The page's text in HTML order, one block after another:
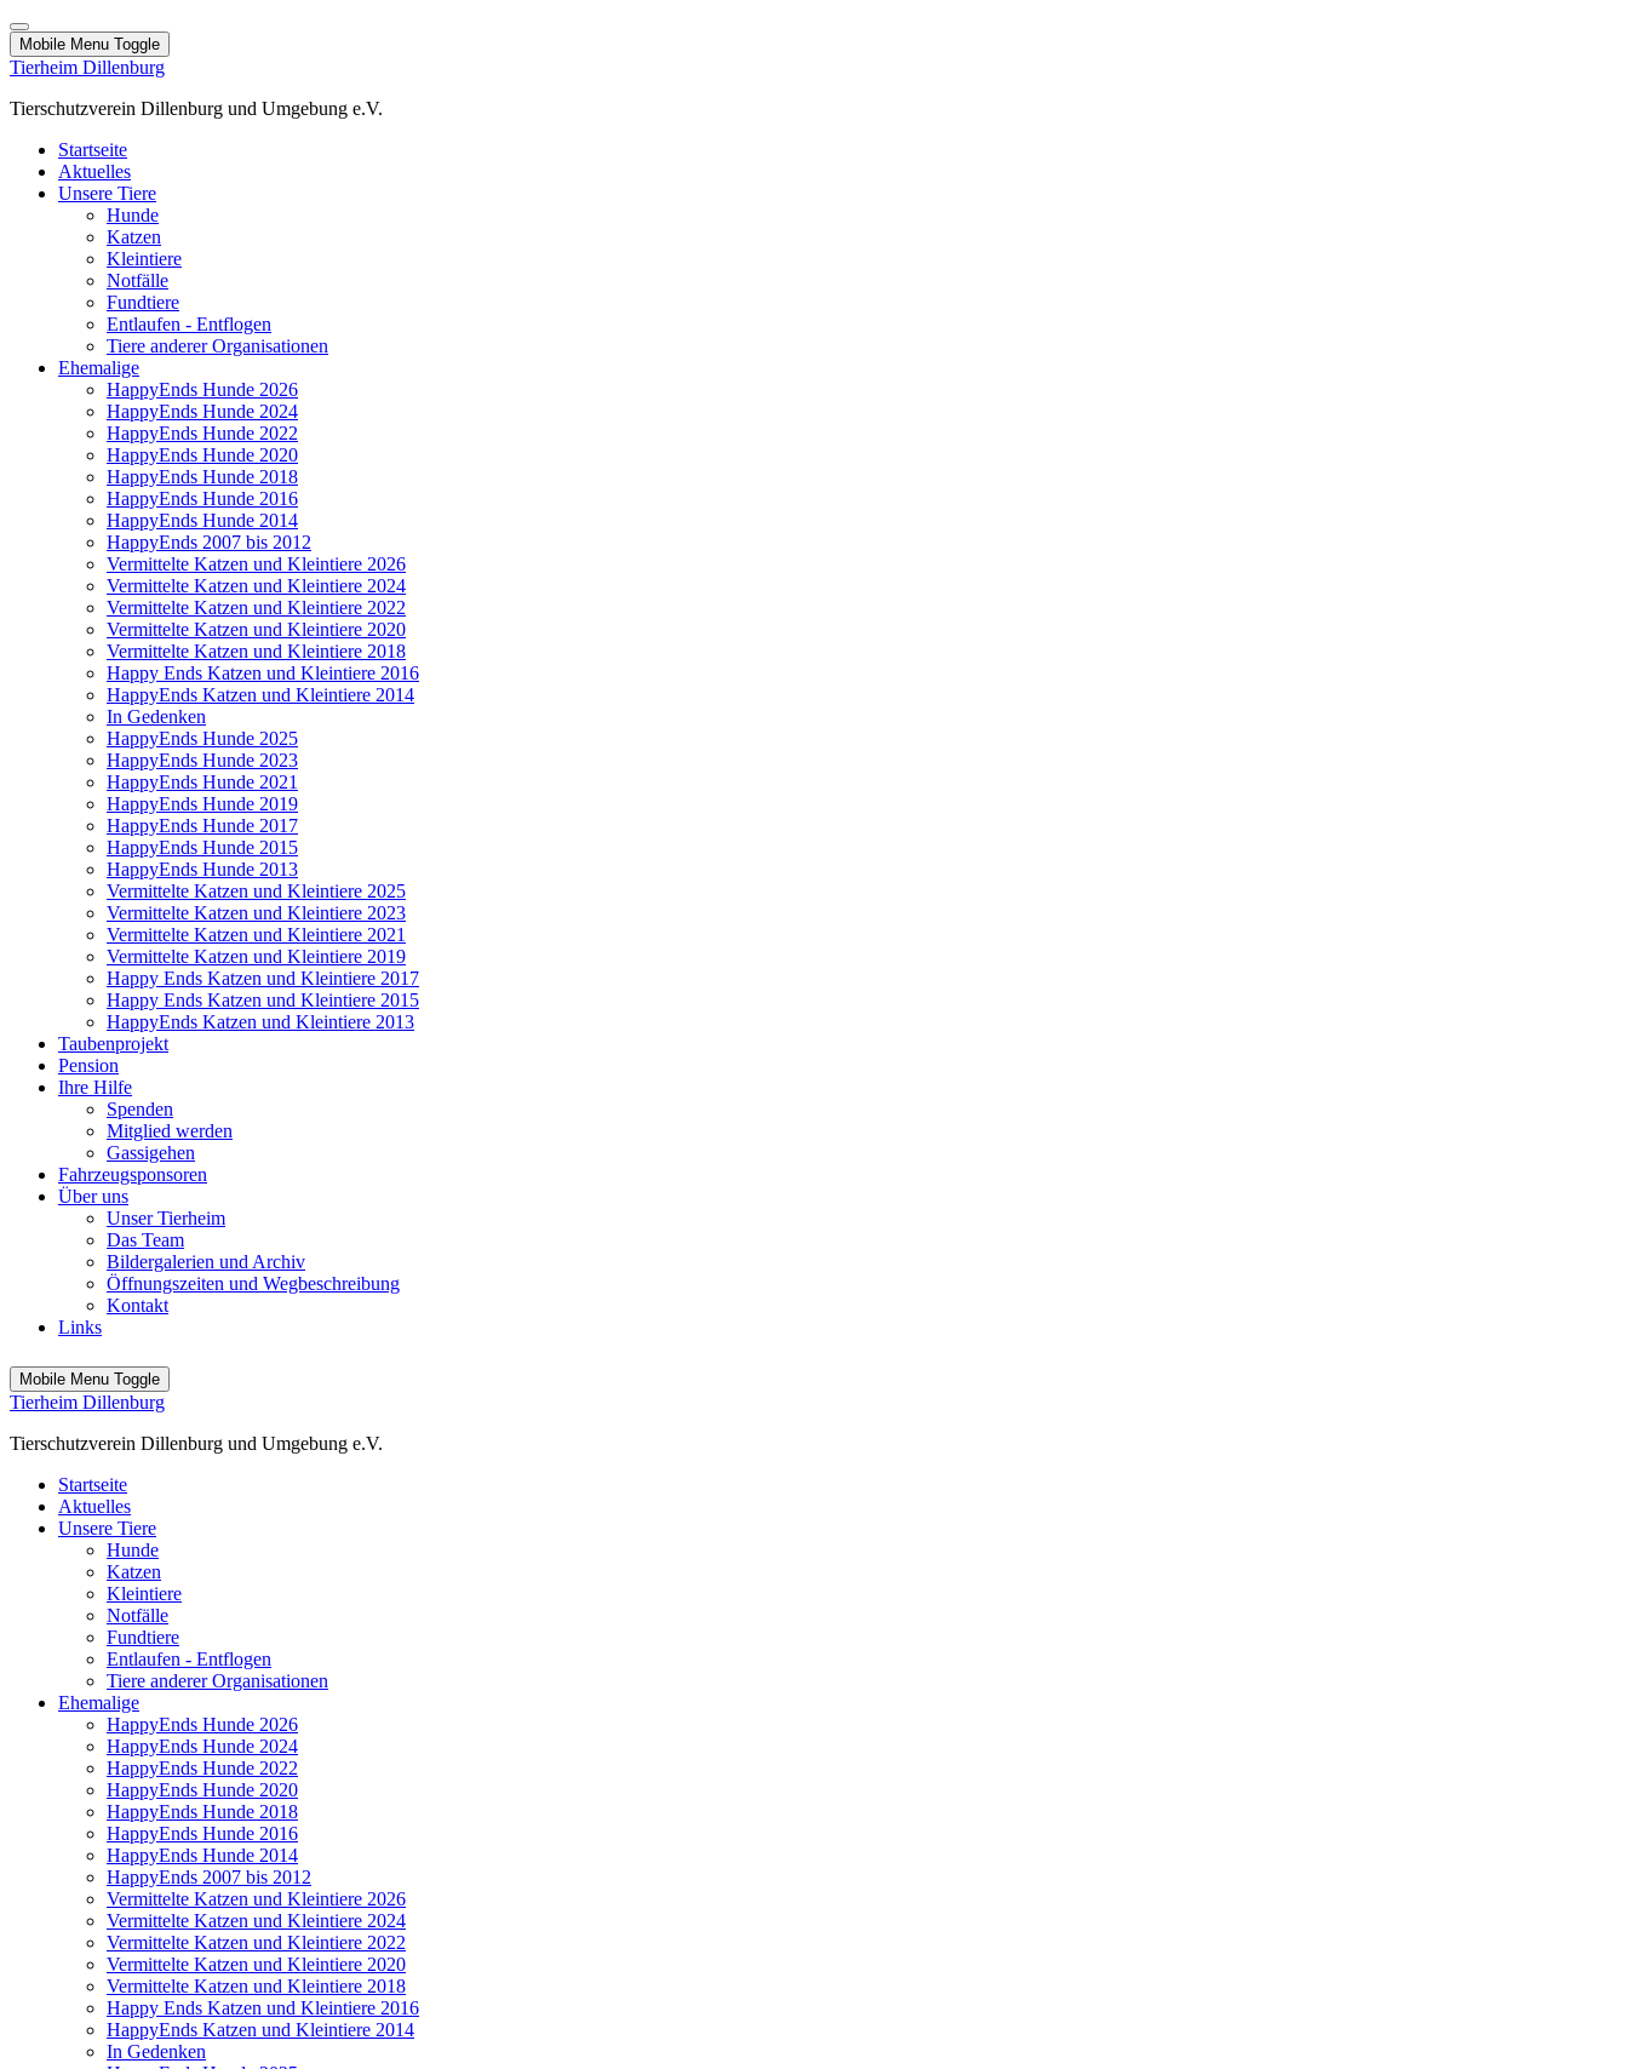
Mobile Menu Toggle
Tierheim Dillenburg
Tierschutzverein Dillenburg und Umgebung e.V.
Startseite
Aktuelles
Unsere Tiere
Hunde
Katzen
Kleintiere
Notfälle
Fundtiere
Entlaufen - Entflogen
Tiere anderer Organisationen
Ehemalige
HappyEnds Hunde 2026
HappyEnds Hunde 2024
HappyEnds Hunde 2022
HappyEnds Hunde 2020
HappyEnds Hunde 2018
HappyEnds Hunde 2016
HappyEnds Hunde 2014
HappyEnds 2007 bis 2012
Vermittelte Katzen und Kleintiere 2026
Vermittelte Katzen und Kleintiere 2024
Vermittelte Katzen und Kleintiere 2022
Vermittelte Katzen und Kleintiere 2020
Vermittelte Katzen und Kleintiere 2018
Happy Ends Katzen und Kleintiere 2016
HappyEnds Katzen und Kleintiere 2014
In Gedenken
HappyEnds Hunde 2025
HappyEnds Hunde 2023
HappyEnds Hunde 2021
HappyEnds Hunde 2019
HappyEnds Hunde 2017
HappyEnds Hunde 2015
HappyEnds Hunde 2013
Vermittelte Katzen und Kleintiere 2025
Vermittelte Katzen und Kleintiere 2023
Vermittelte Katzen und Kleintiere 2021
Vermittelte Katzen und Kleintiere 2019
Happy Ends Katzen und Kleintiere 2017
Happy Ends Katzen und Kleintiere 2015
HappyEnds Katzen und Kleintiere 2013
Taubenprojekt
Pension
Ihre Hilfe
Spenden
Mitglied werden
Gassigehen
Fahrzeugsponsoren
Über uns
Unser Tierheim
Das Team
Bildergalerien und Archiv
Öffnungszeiten und Wegbeschreibung
Kontakt
Links
Mobile Menu Toggle
Tierheim Dillenburg
Tierschutzverein Dillenburg und Umgebung e.V.
Startseite
Aktuelles
Unsere Tiere
Hunde
Katzen
Kleintiere
Notfälle
Fundtiere
Entlaufen - Entflogen
Tiere anderer Organisationen
Ehemalige
HappyEnds Hunde 2026
HappyEnds Hunde 2024
HappyEnds Hunde 2022
HappyEnds Hunde 2020
HappyEnds Hunde 2018
HappyEnds Hunde 2016
HappyEnds Hunde 2014
HappyEnds 2007 bis 2012
Vermittelte Katzen und Kleintiere 2026
Vermittelte Katzen und Kleintiere 2024
Vermittelte Katzen und Kleintiere 2022
Vermittelte Katzen und Kleintiere 2020
Vermittelte Katzen und Kleintiere 2018
Happy Ends Katzen und Kleintiere 2016
HappyEnds Katzen und Kleintiere 2014
In Gedenken